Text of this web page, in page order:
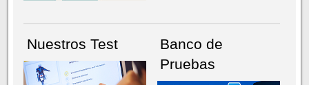
Nuestros Test
Banco de
Pruebas